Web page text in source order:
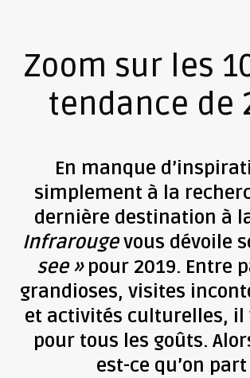
Zoom sur les
tendance de
En manque
simplement à la
dernière destination à
Infrarougevous dévoile
see »pour 2019. Entre
grandioses, visites
et activités culturelles, il
pour tous les goûts.
est-ce qu’on part